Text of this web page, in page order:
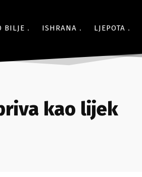
BILJE ISHRANA LJEPOTA
kao lijek